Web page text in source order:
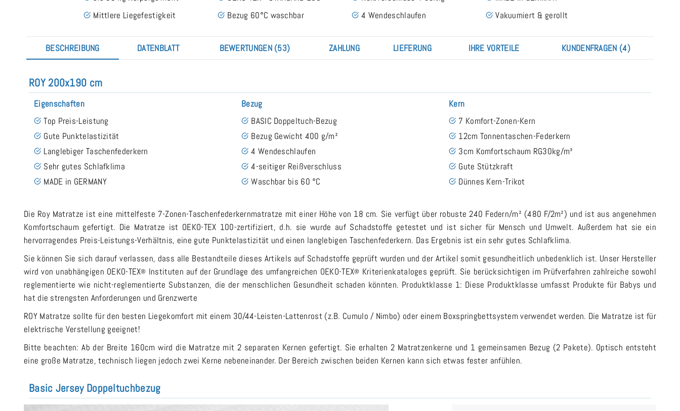
Mittlere Liegefestigkeit
Bezug 60°C waschbar
4 Wendeschlaufen
Vakuumiert & gerollt
BESCHREIBUNG DATENBLATT BEWERTUNGEN (53) ZAHLUNG LIEFERUNG IHRE VORTEILE KUNDENFRAGEN (4)
ROY 200x190 cm
Eigenschaften
Top Preis-Leistung
Gute Punktelastizität
Langlebiger Taschenfederkern
Sehr gutes Schlafklima
MADE in GERMANY
Bezug
BASIC Doppeltuch-Bezug
Bezug Gewicht 400 g/m²
4 Wendeschlaufen
4-seitiger Reißverschluss
Waschbar bis 60 °C
Kern
7 Komfort-Zonen-Kern
12cm Tonnentaschen-Federkern
3cm Komfortschaum RG30kg/m³
Gute Stützkraft
Dünnes Kern-Trikot
Die Roy Matratze ist eine mittelfeste 7-Zonen-Taschenfederkernmatratze mit einer Höhe von 18 cm. Sie verfügt über robuste 240 Federn/m² (480 F/2m²) und ist aus angenehmen
Komfortschaum gefertigt. Die Matratze ist OEKO-TEX 100-zertifiziert, d.h. sie wurde auf Schadstoffe getestet und ist sicher für Mensch und Umwelt. Außerdem hat sie ein
hervorragendes Preis-Leistungs-Verhältnis, eine gute Punktelastizität und einen langlebigen Taschenfederkern. Das Ergebnis ist ein sehr gutes Schlafklima.
Sie können Sie sich darauf verlassen, dass alle Bestandteile dieses Artikels auf Schadstoffe geprüft wurden und der Artikel somit gesundheitlich unbedenklich ist. Unser Hersteller
wird von unabhängigen OEKO-TEX® Instituten auf der Grundlage des umfangreichen OEKO-TEX® Kriterienkataloges geprüft. Sie berücksichtigen im Prüfverfahren zahlreiche sowohl
reglementierte wie nicht-reglementierte Substanzen, die der menschlichen Gesundheit schaden könnten. Produktklasse 1: Diese Produktklasse umfasst Produkte für Babys und
hat die strengsten Anforderungen und Grenzwerte
ROY Matratze sollte für den besten Liegekomfort mit einem 30/44-Leisten-Lattenrost (z.B. Cumulo / Nimbo) oder einem Boxspringbettsystem verwendet werden. Die Matratze ist für
elektrische Verstellung geeignet!
Bitte beachten: Ab der Breite 160cm wird die Matratze mit 2 separaten Kernen gefertigt. Sie erhalten 2 Matratzenkerne und 1 gemeinsamen Bezug (2 Pakete). Optisch entsteht
eine große Matratze, technisch liegen jedoch zwei Kerne nebeneinander. Der Bereich zwischen beiden Kernen kann sich etwas fester anfühlen.
Basic Jersey Doppeltuchbezug